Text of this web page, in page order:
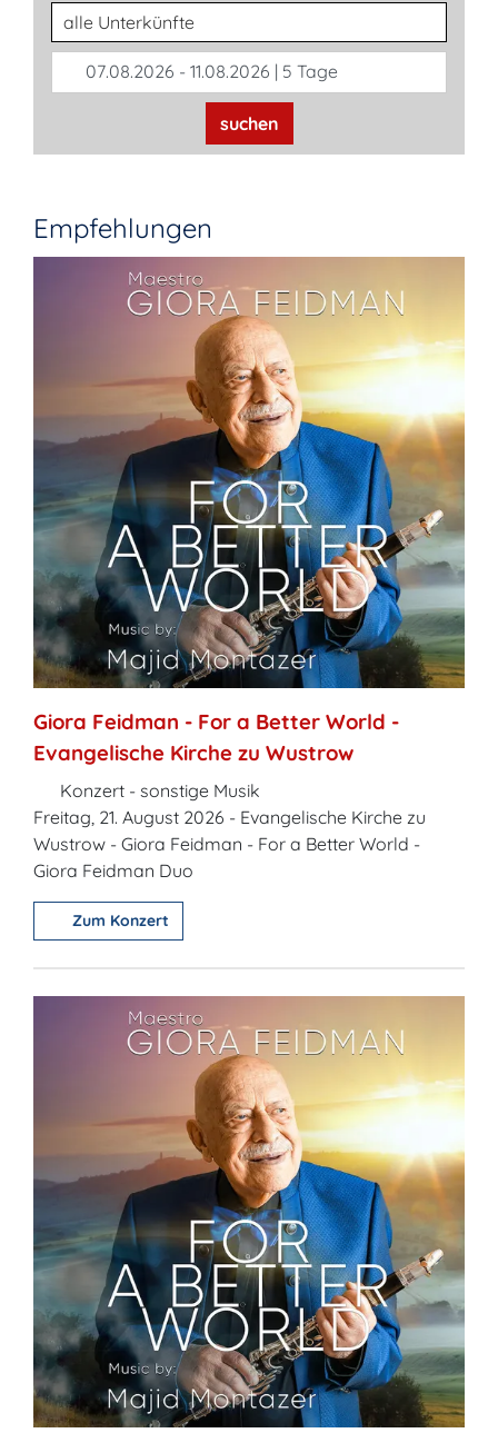
Unterkunftsart
07.08.2026 - 11.08.2026 | 5 Tage
suchen
Empfehlungen
Giora Feidman - For a Better World -
Evangelische Kirche zu Wustrow
Konzert - sonstige Musik
Freitag, 21. August 2026 - Evangelische Kirche zu
Wustrow - Giora Feidman - For a Better World -
Giora Feidman Duo
Zum Konzert